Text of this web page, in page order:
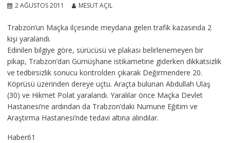
2 AĞUSTOS 2011 MESUT AÇIL
Trabzon’un Maçka ilçesinde meydana gelen trafik kazasında 2
kişi yaralandı.
Edinilen bilgiye göre, sürücüsü ve plakası belirlenemeyen bir
pikap, Trabzon’dan Gümüşhane istikametine giderken dikkatsizlik
ve tedbirsizlik sonucu kontrolden çıkarak Değirmendere 20.
Köprüsü üzerinden dereye uçtu. Araçta bulunan Abdullah Ulaş
(30) ve Hikmet Polat yaralandı. Yaralılar önce Maçka Devlet
Hastanesi’ne ardından da Trabzon’daki Numune Eğitim ve
Araştırma Hastanesi’nde tedavi altına alındılar.
Haber61